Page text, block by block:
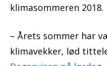
klimasommeren 2018.
– Årets sommer har
klimavekker, lød